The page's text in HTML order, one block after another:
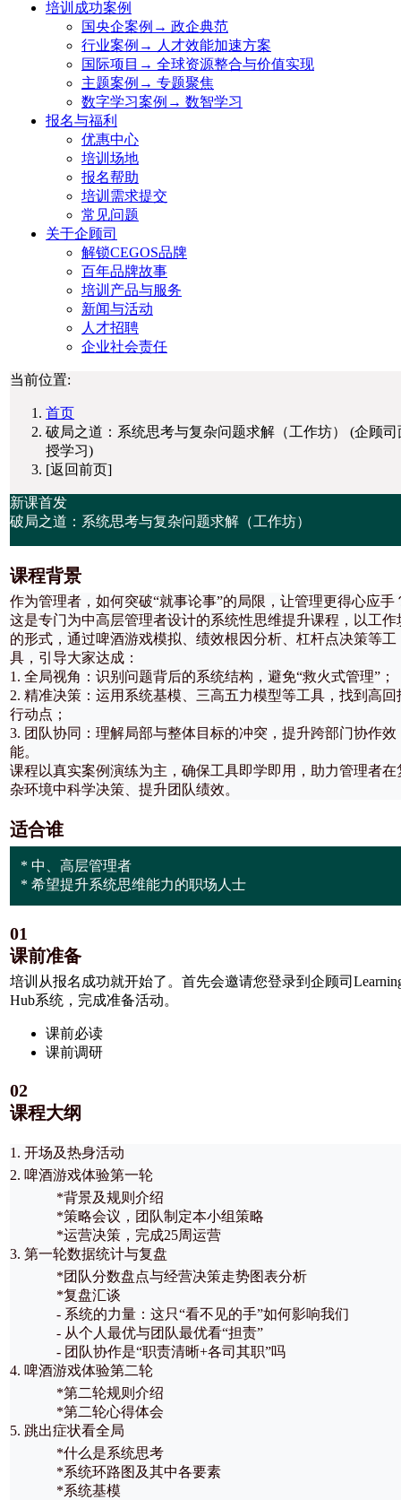
培训成功案例
国央企案例→ 政企典范
行业案例→ 人才效能加速方案
国际项目→ 全球资源整合与价值实现
主题案例→ 专题聚焦
数字学习案例→ 数智学习
报名与福利
优惠中心
培训场地
报名帮助
培训需求提交
常见问题
关于企顾司
解锁CEGOS品牌
百年品牌故事
培训产品与服务
新闻与活动
人才招聘
企业社会责任
当前位置:
首页
破局之道：系统思考与复杂问题求解（工作坊） (企顾司
授学习)
[返回前页]
新课首发
破局之道：系统思考与复杂问题求解（工作坊）
课程背景
作为管理者，如何突破“就事论事”的局限，让管理更得心应手
这是专门为中高层管理者设计的系统性思维提升课程，以工作
的形式，通过啤酒游戏模拟、绩效根因分析、杠杆点决策等工
具，引导大家达成：
1. 全局视角：识别问题背后的系统结构，避免“救火式管理”；
2. 精准决策：运用系统基模、三高五力模型等工具，找到高回
行动点；
3. 团队协同：理解局部与整体目标的冲突，提升跨部门协作效
能。
课程以真实案例演练为主，确保工具即学即用，助力管理者在
杂环境中科学决策、提升团队绩效。
适合谁
* 中、高层管理者
* 希望提升系统思维能力的职场人士
01
课前准备
培训从报名成功就开始了。首先会邀请您登录到企顾司
Hub系统，完成准备活动。
课前必读
课前调研
02
课程大纲
1. 开场及热身活动
2. 啤酒游戏体验第一轮
*背景及规则介绍
*策略会议，团队制定本小组策略
*运营决策，完成25周运营
3. 第一轮数据统计与复盘
*团队分数盘点与经营决策走势图表分析
*复盘汇谈
- 系统的力量：这只“看不见的手”如何影响我们
- 从个人最优与团队最优看“担责”
- 团队协作是“职责清晰+各司其职”吗
4. 啤酒游戏体验第二轮
*第二轮规则介绍
*第二轮心得体会
5. 跳出症状看全局
*什么是系统思考
*系统环路图及其中各要素
*系统基模